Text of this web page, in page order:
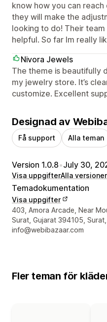
know how you can
they will make the
looking to do! Their team
helpful. So far Im really
Nivora Jewels
The theme is beautifully
my jewelry store. It’s
customize. Excellent
Designad av
Få support Alla teman
Version 1.0.8•July 30,
Visa uppgifterAlla versioner
Temadokumentation
Visa uppgifter
Designerns
403, Amora Arcade, Near
Surat, Gujarat 394105,
info@webibazaar.com
Fler teman för